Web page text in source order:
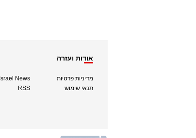
אודות ועזרה
מדיניות פרטיות
תנאי שימוש
Israel News
RSS